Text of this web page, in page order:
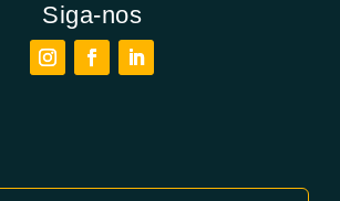
Siga-nos